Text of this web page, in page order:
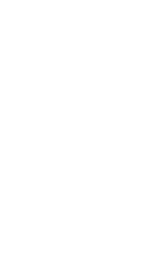
Rechtspraak.nl
Rechtspraak.nl
verlaat - U verlaat